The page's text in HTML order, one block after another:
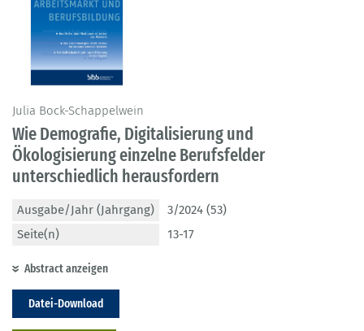
Julia Bock-Schappelwein
Wie Demografie, Digitalisierung und
Ökologisierung einzelne Berufsfelder
unterschiedlich herausfordern
Ausgabe/Jahr (Jahrgang)
3/2024 (53)
Seite(n)
13-17
Abstract anzeigen
Datei-Download